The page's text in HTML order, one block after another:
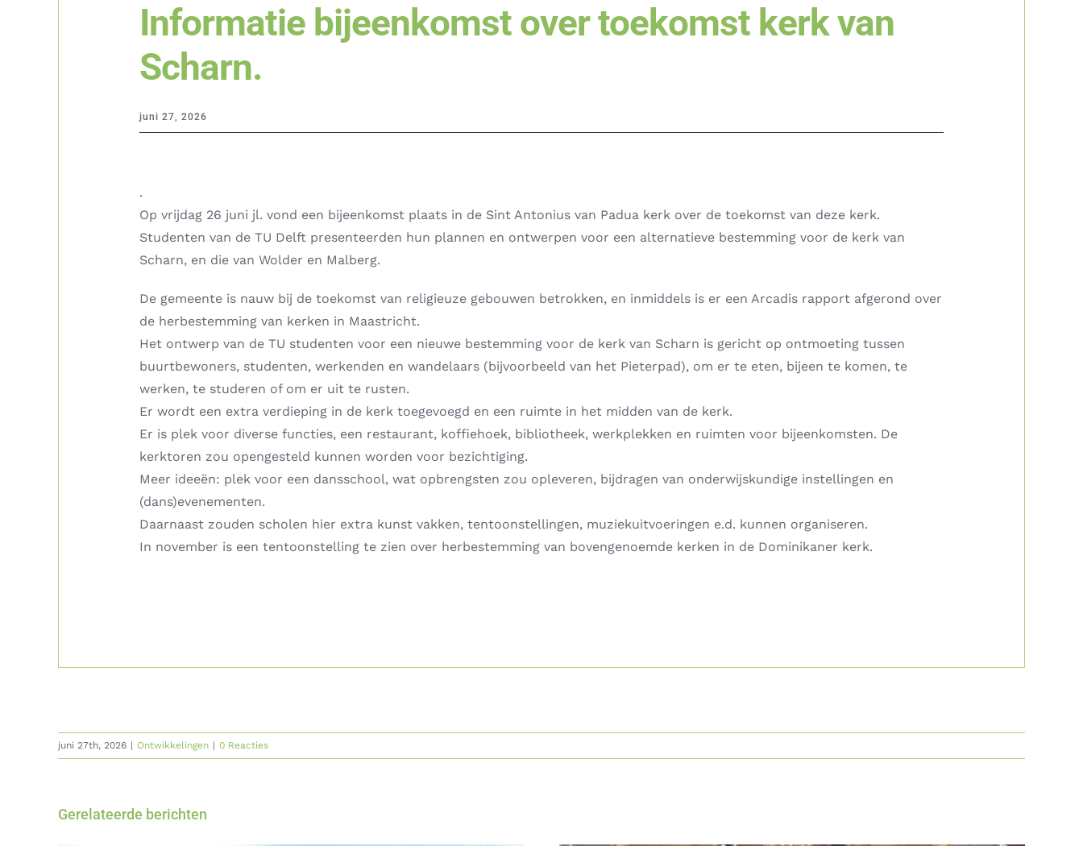
Informatie bijeenkomst over toekomst kerk van
Scharn.
juni 27, 2026
.
Op vrijdag 26 juni jl. vond een bijeenkomst plaats in de Sint Antonius van Padua kerk over de toekomst van deze kerk.
Studenten van de TU Delft presenteerden hun plannen en ontwerpen voor een alternatieve bestemming voor de kerk van
Scharn, en die van Wolder en Malberg.
De gemeente is nauw bij de toekomst van religieuze gebouwen betrokken, en inmiddels is er een Arcadis rapport afgerond over
de herbestemming van kerken in Maastricht.
Het ontwerp van de TU studenten voor een nieuwe bestemming voor de kerk van Scharn is gericht op ontmoeting tussen
buurtbewoners, studenten, werkenden en wandelaars (bijvoorbeeld van het Pieterpad), om er te eten, bijeen te komen, te
werken, te studeren of om er uit te rusten.
Er wordt een extra verdieping in de kerk toegevoegd en een ruimte in het midden van de kerk.
Er is plek voor diverse functies, een restaurant, koffiehoek, bibliotheek, werkplekken en ruimten voor bijeenkomsten. De
kerktoren zou opengesteld kunnen worden voor bezichtiging.
Meer ideeën: plek voor een dansschool, wat opbrengsten zou opleveren, bijdragen van onderwijskundige instellingen en
(dans)evenementen.
Daarnaast zouden scholen hier extra kunst vakken, tentoonstellingen, muziekuitvoeringen e.d. kunnen organiseren.
In november is een tentoonstelling te zien over herbestemming van bovengenoemde kerken in de Dominikaner kerk.
juni 27th, 2026 | Ontwikkelingen | 0 Reacties
Gerelateerde berichten